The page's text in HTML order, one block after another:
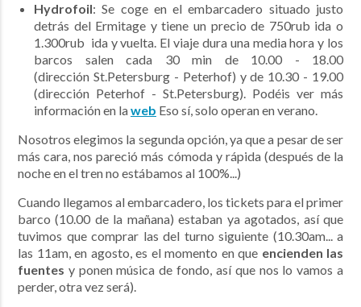
Hydrofoil: Se coge en el embarcadero situado justo
detrás del Ermitage y tiene un precio de 750rub ida o
1.300rub ida y vuelta. El viaje dura una media hora y los
barcos salen cada 30 min de 10.00 - 18.00
(dirección St.Petersburg - Peterhof) y de 10.30 - 19.00
(dirección Peterhof - St.Petersburg). Podéis ver más
información en laweb Eso sí, solo operan en verano.
Nosotros elegimos la segunda opción, ya que a pesar de ser
más cara, nos pareció más cómoda y rápida (después de la
noche en el tren no estábamos al 100%...)
Cuando llegamos al embarcadero, los tickets para el primer
barco (10.00 de la mañana) estaban ya agotados, así que
tuvimos que comprar las del turno siguiente (10.30am... a
las 11am, en agosto, es el momento en que encienden las
fuentes y ponen música de fondo, así que nos lo vamos a
perder, otra vez será).